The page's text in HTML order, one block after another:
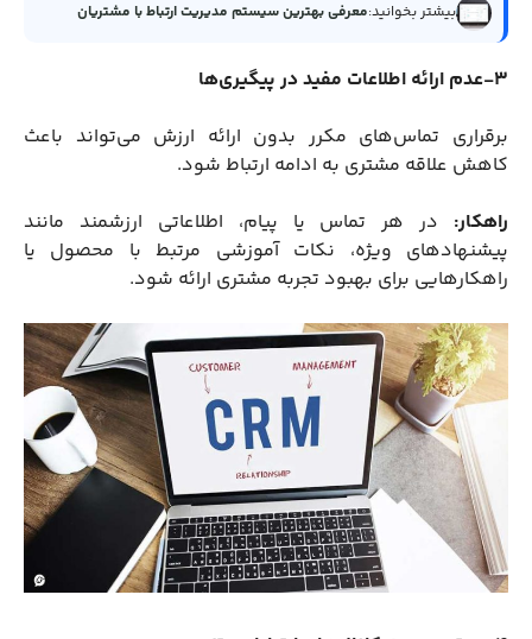
بیشتر بخوانید:معرفی بهترین سیستم مدیریت ارتباط با مشتریان
3-عدم ارائه اطلاعات مفید در پیگیری‌ها
برقراری تماس‌های مکرر بدون ارائه ارزش می‌تواند باعث
کاهش علاقه مشتری به ادامه ارتباط شود.
راهکار: در هر تماس یا پیام، اطلاعاتی ارزشمند مانند
پیشنهادهای ویژه، نکات آموزشی مرتبط با محصول یا
راهکارهایی برای بهبود تجربه مشتری ارائه شود.